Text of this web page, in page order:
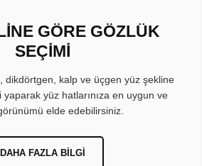
GÖRE GÖZLÜK
SEÇİMİ
dikdörtgen, kalp ve üçgen yüz şekline
yüz hatlarınıza en uygun ve
elde edebilirsiniz.
DAHA FAZLA BILGI